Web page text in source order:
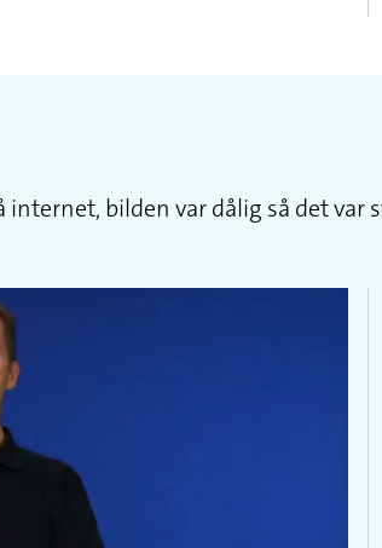
bilden var dålig så det